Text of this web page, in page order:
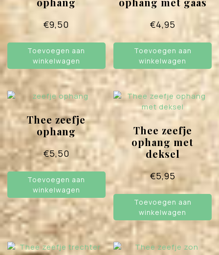
€9,50
Toevoegen aan
winkelwagen
€4,95
Toevoegen aan
winkelwagen
Thee zeefje
ophang
€5,50
Toevoegen aan
winkelwagen
Thee zeefje
ophang met
deksel
€5,95
Toevoegen aan
winkelwagen